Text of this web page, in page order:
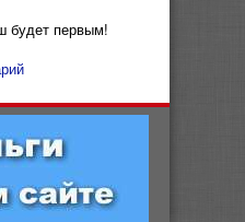
будет первым!